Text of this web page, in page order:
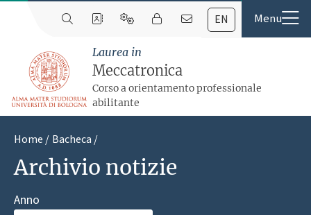
EN
Laurea in
Meccatronica
Corso a orientamento professionale
abilitante
Home Bacheca
Archivio notizie
Anno